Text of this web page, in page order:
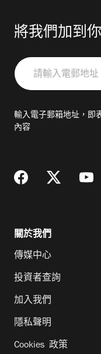
將我們加到
請
輸
郵
輸入電子郵箱地址，即
內容
關於我們
傳媒中心
投資者查詢
加入我們
隱私聲明
Cookies 政策